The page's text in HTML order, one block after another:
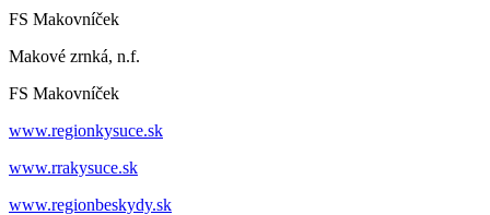
FS Makovníček
Makové zrnká, n.f.
FS Makovníček
www.regionkysuce.sk
www.rrakysuce.sk
www.regionbeskydy.sk